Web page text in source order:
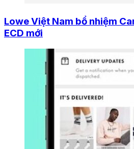
Lowe Việt Nam bổ nhiệm
ECD mới